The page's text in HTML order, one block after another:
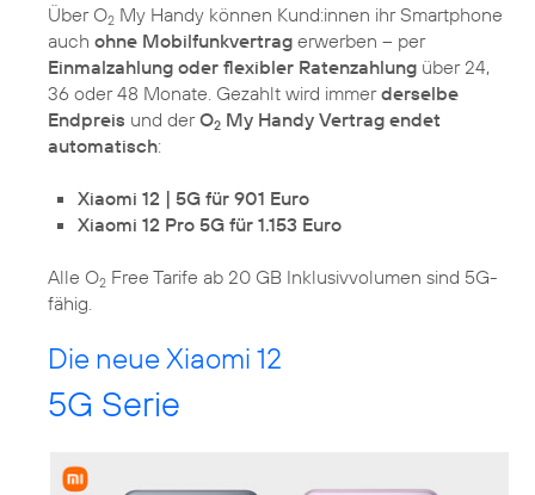
Über O2 My Handy können Kund:innen ihr Smartphone
auch ohne Mobilfunkvertrag erwerben – per
Einmalzahlung oder flexibler Ratenzahlung über 24,
36 oder 48 Monate. Gezahlt wird immerderselbe
Endpreis und derO2 My Handy Vertrag endet
automatisch:
Xiaomi 12 | 5G für 901 Euro
Xiaomi 12 Pro 5G für 1.153 Euro
Alle O2 Free Tarife ab 20 GB Inklusivvolumen sind 5G-
fähig.
Die neue Xiaomi 12
5G Serie